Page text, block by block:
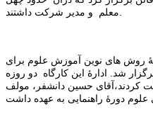
در زمینۀ روش های نوین آموزش علوم برای
شد. ادارۀ این کارگاه دو روزه
کردند،آقای حسین دانشفر، مولف